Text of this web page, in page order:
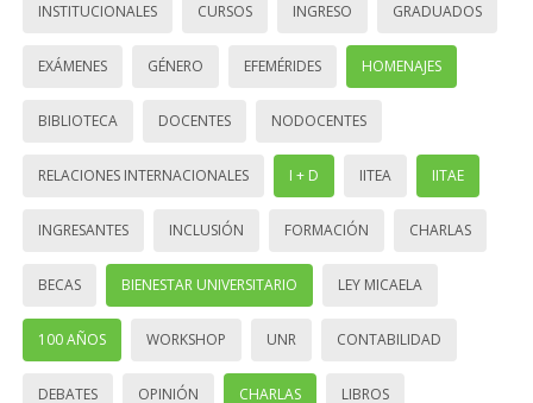
INSTITUCIONALES CURSOS INGRESO GRADUADOS
EXÁMENES GÉNERO EFEMÉRIDES HOMENAJES
BIBLIOTECA DOCENTES NODOCENTES
RELACIONES INTERNACIONALES I + D IITEA IITAE
INGRESANTES INCLUSIÓN FORMACIÓN CHARLAS
BECAS BIENESTAR UNIVERSITARIO LEY MICAELA
100 AÑOS WORKSHOP UNR CONTABILIDAD
DEBATES OPINIÓN CHARLAS LIBROS